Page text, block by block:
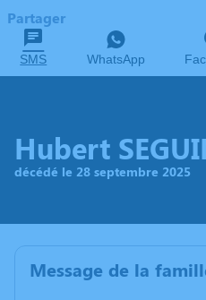
Partager
SMS WhatsApp
Hubert
décédé le 28 septembre 2025
Message de la